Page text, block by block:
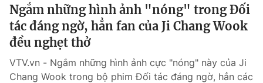
® Cấm sao chép dưới mọi hình thức nếu không có sự chấp
thuận bằng văn bản. Ghi rõ nguồn VTV.vn khi phát hành lại
thông tin từ website này.
Ngắm những hình ảnh "nóng" trong Đối
tác đáng ngờ, hẳn fan của Ji Chang Wook
đều nghẹt thở
VTV.vn - Ngắm những hình ảnh cực "nóng" này của Ji
Chang Wook trong bộ phim Đối tác đáng ngờ, hẳn các